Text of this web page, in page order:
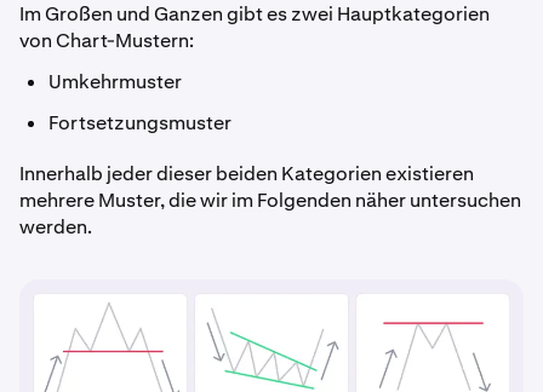
Im Großen und Ganzen gibt es zwei Hauptkategorien
von Chart-Mustern:
Umkehrmuster
Fortsetzungsmuster
Innerhalb jeder dieser beiden Kategorien existieren
mehrere Muster, die wir im Folgenden näher untersuchen
werden.